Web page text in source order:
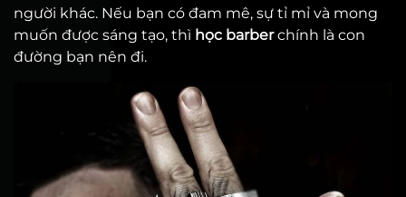
người khác. Nếu bạn có đam mê, sự tỉ mỉ và mong
muốn được sáng tạo, thì học barberchính là con
đường bạn nên đi.